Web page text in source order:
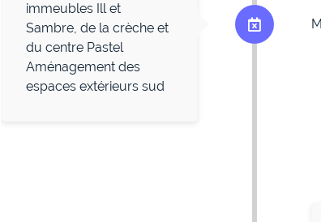
immeubles Ill et
Sambre, de la crèche et
du centre Pastel
Aménagement des
espaces extérieurs sud